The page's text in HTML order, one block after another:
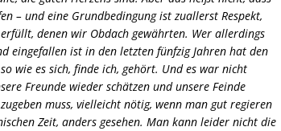
– und eine Grundbedingung ist zuallerst Respekt,
denen wir Obdach gewährten. Wer allerdings
eingefallen ist in den letzten fünfzig Jahren hat den
wie es sich, finde ich, gehört. Und es war nicht
Freunde wieder schätzen und unsere Feinde
muss, vielleicht nötig, wenn man gut regieren
Zeit, anders gesehen. Man kann leider nicht die